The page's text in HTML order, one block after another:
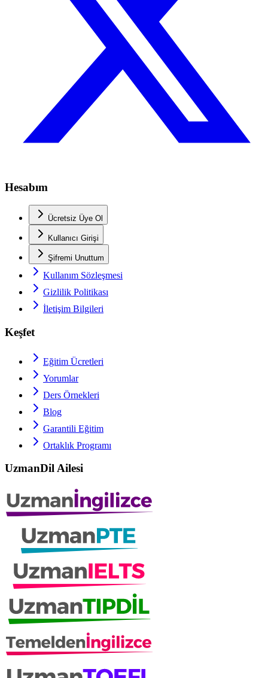
Hesabım
Ücretsiz Üye Ol
Kullanıcı Girişi
Şifremi Unuttum
Kullanım Sözleşmesi
Gizlilik Politikası
İletişim Bilgileri
Keşfet
Eğitim Ücretleri
Yorumlar
Ders Örnekleri
Blog
Garantili Eğitim
Ortaklık Programı
UzmanDil Ailesi